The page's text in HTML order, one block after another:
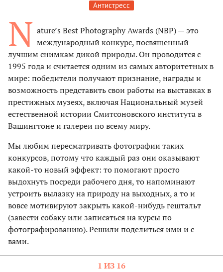
Антистресс
N ature’s Best Photography Awards (NBP) — это
международный конкурс, посвященный
лучшим снимкам дикой природы. Он проводится с
1995 года и считается одним из самых авторитетных в
мире: победители получают признание, награды и
возможность представить свои работы на выставках в
престижных музеях, включая Национальный музей
естественной истории Смитсоновского института в
Вашингтоне и галереи по всему миру.
Мы любим пересматривать фотографии таких
конкурсов, потому что каждый раз они оказывают
какой-то новый эффект: то помогают просто
выдохнуть посреди рабочего дня, то напоминают
устроить вылазку на природу на выходных, а то и
вовсе мотивируют закрыть какой-нибудь гештальт
(завести собаку или записаться на курсы по
фотографированию). Решили поделиться ими и с
вами.
1 ИЗ 16